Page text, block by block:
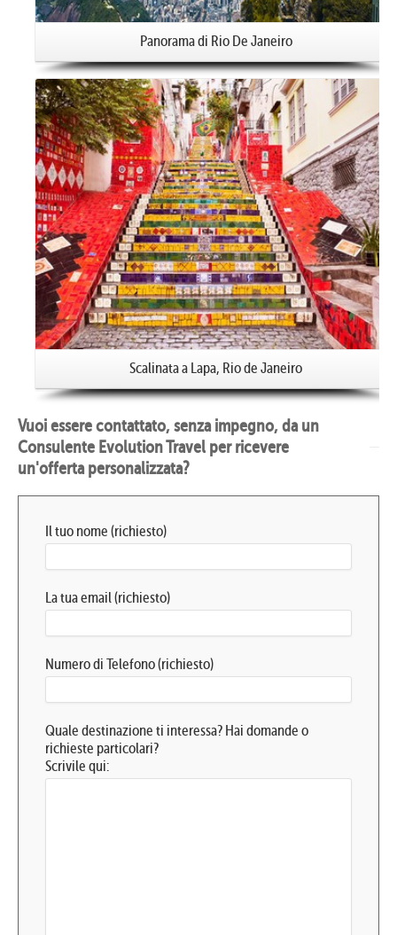
Panorama di Rio De Janeiro
Scalinata a Lapa, Rio de Janeiro
Vuoi essere contattato, senza impegno, da un
Consulente Evolution Travel per ricevere
un'offerta personalizzata?
Il tuo nome (richiesto)
La tua email (richiesto)
Numero di Telefono (richiesto)
Quale destinazione ti interessa? Hai domande o
richieste particolari?
Scrivile qui: